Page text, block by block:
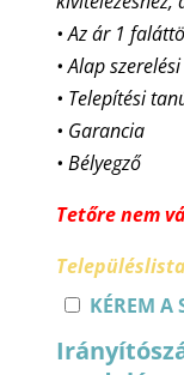
• Az ár 1
• Alap
• Telepítési
• Garancia
• Bélyegző
Tetőre nem
Településlista
KÉREM A